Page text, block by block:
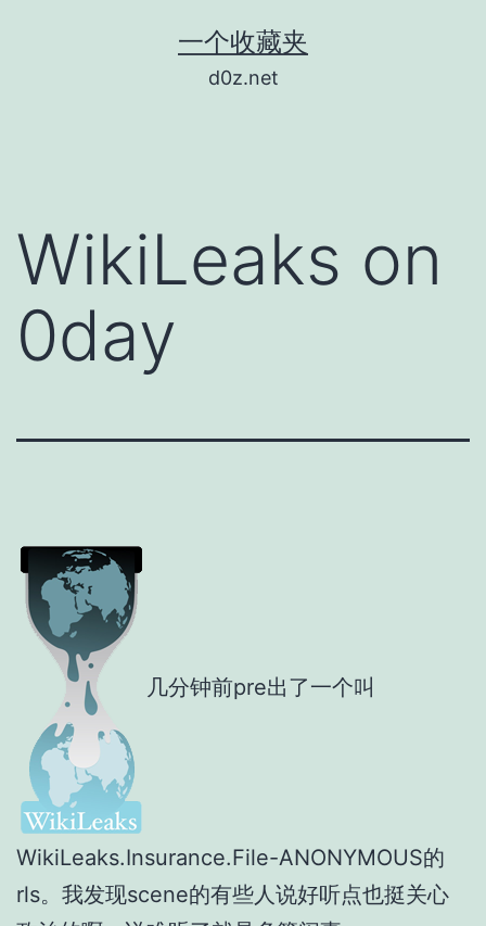
一个收藏夹
d0z.net
WikiLeaks on
0day
几分钟前pre出了一个叫
WikiLeaks.Insurance.File-ANONYMOUS的
rls。我发现scene的有些人说好听点也挺关心